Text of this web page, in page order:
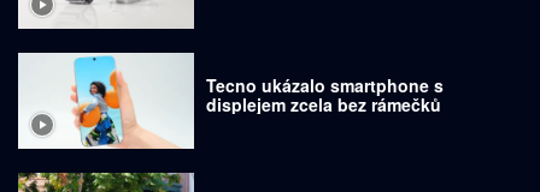
Tecno ukázalo smartphone s
displejem zcela bez rámečků